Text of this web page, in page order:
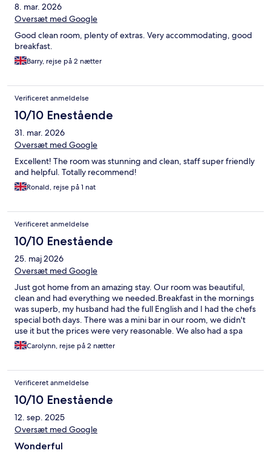
8. mar. 2026
Oversæt med Google
Good clean room, plenty of extras. Very accommodating, good
breakfast.
Barry, rejse på 2 nætter
Verificeret anmeldelse
10/10 Enestående
31. mar. 2026
Oversæt med Google
Excellent! The room was stunning and clean, staff super friendly
and helpful. Totally recommend!
Ronald, rejse på 1 nat
Verificeret anmeldelse
10/10 Enestående
25. maj 2026
Oversæt med Google
Just got home from an amazing stay. Our room was beautiful,
clean and had everything we needed.Breakfast in the mornings
was superb, my husband had the full English and I had the chefs
special both days. There was a mini bar in our room, we didn't
use it but the prices were very reasonable. We also had a spa
bath in our room and that was perfect after a day of walking
around Great Yarmouth. We very much will be keeping this
us so well
Carolynn, rejse på 2 nætter
Verificeret anmeldelse
10/10 Enestående
12. sep. 2025
Oversæt med Google
Wonderful